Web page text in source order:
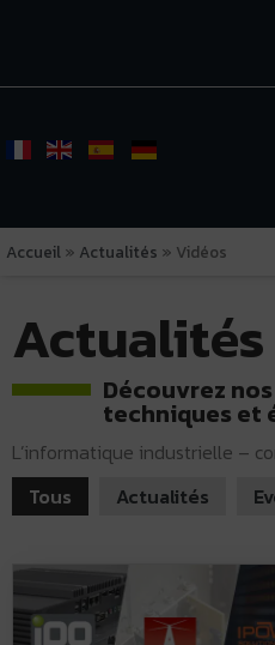
Accueil » Actualités » Vidéos
Découvrez
techniques et
L’informatique industrielle –
Tous
Actualités